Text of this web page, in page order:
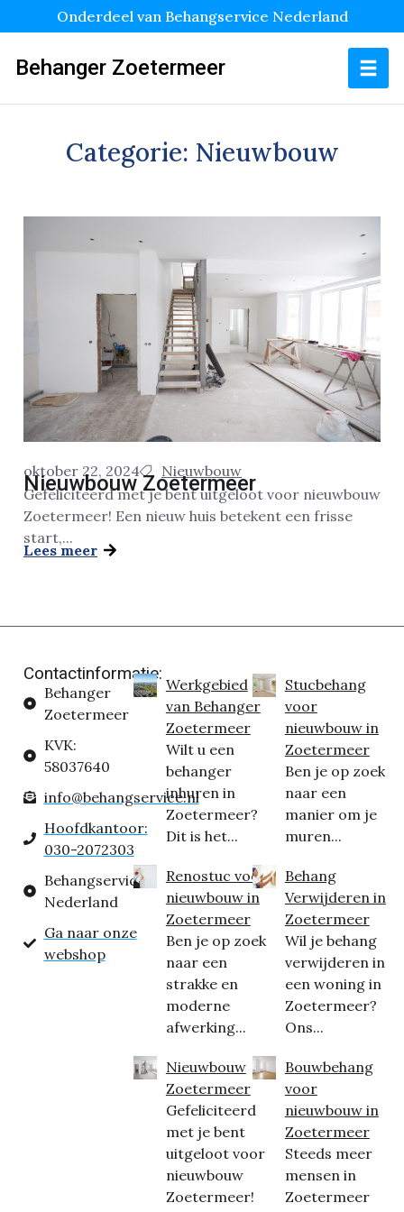
Onderdeel van Behangservice Nederland
Behanger Zoetermeer
Categorie: Nieuwbouw
oktober 22, 2024 Nieuwbouw
Nieuwbouw Zoetermeer
Gefeliciteerd met je bent uitgeloot voor nieuwbouw
Zoetermeer! Een nieuw huis betekent een frisse
start,...
Lees meer
Contactinformatie:
Behanger
Zoetermeer
KVK:
58037640
info@behangservice.nl
Hoofdkantoor:
030-2072303
Behangservice
Nederland
Ga naar onze
webshop
Werkgebied
van Behanger
Zoetermeer
Wilt u een
behanger
inhuren in
Zoetermeer?
Dit is het...
Renostuc voor
nieuwbouw in
Zoetermeer
Ben je op zoek
naar een
strakke en
moderne
afwerking...
Nieuwbouw
Zoetermeer
Gefeliciteerd
met je bent
uitgeloot voor
nieuwbouw
Zoetermeer!
Stucbehang
voor
nieuwbouw in
Zoetermeer
Ben je op zoek
naar een
manier om je
muren...
Behang
Verwijderen in
Zoetermeer
Wil je behang
verwijderen in
een woning in
Zoetermeer?
Ons...
Bouwbehang
voor
nieuwbouw in
Zoetermeer
Steeds meer
mensen in
Zoetermeer